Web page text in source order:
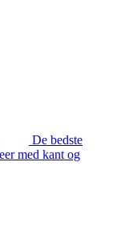
De bedste
med kant og